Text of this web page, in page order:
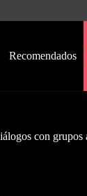
Recomendados
con grupos